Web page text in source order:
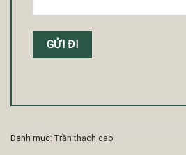
Danh mục: Trần thạch cao